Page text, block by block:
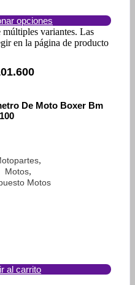
opciones
variantes. Las
en la página de producto
De Moto Boxer Bm
100
,
Motos,
Motos
al carrito